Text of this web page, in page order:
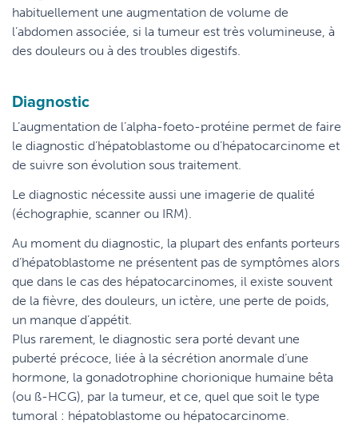
habituellement une augmentation de volume de
l’abdomen associée, si la tumeur est très volumineuse, à
des douleurs ou à des troubles digestifs.
Diagnostic
L’augmentation de l’alpha-foeto-protéine permet de faire
le diagnostic d’hépatoblastome ou d’hépatocarcinome et
de suivre son évolution sous traitement.
Le diagnostic nécessite aussi une imagerie de qualité
(échographie, scanner ou IRM).
Au moment du diagnostic, la plupart des enfants porteurs
d’hépatoblastome ne présentent pas de symptômes alors
que dans le cas des hépatocarcinomes, il existe souvent
de la fièvre, des douleurs, un ictère, une perte de poids,
un manque d’appétit.
Plus rarement, le diagnostic sera porté devant une
puberté précoce, liée à la sécrétion anormale d‘une
hormone, la gonadotrophine chorionique humaine bêta
(ou ß-HCG), par la tumeur, et ce, quel que soit le type
tumoral : hépatoblastome ou hépatocarcinome.